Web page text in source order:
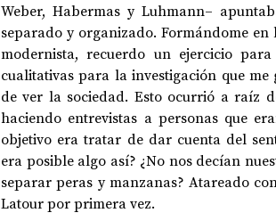
Weber, Habermas y Luhmann–
separado y organizado. Formándome
modernista, recuerdo un ejercicio
cualitativas para la investigación que
de ver la sociedad. Esto ocurrió a raíz
haciendo entrevistas a personas que
objetivo era tratar de dar cuenta del
era posible algo así? ¿No nos decían
separar peras y manzanas? Atareado
Latour por primera vez.